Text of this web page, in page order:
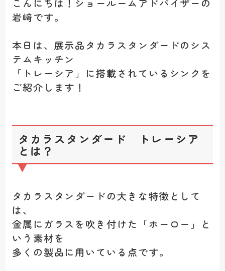
こんにちは！ショールームアドバイザーの
岩﨑です。
本日は、展示品タカラスタンダードのシス
テムキッチン
「トレーシア」に搭載されているシンクを
ご紹介します！
タカラスタンダード トレーシア
とは？
タカラスタンダードの大きな特徴として
は、
金属にガラスを吹き付けた「ホーロー」と
いう素材を
多くの製品に用いている点です。